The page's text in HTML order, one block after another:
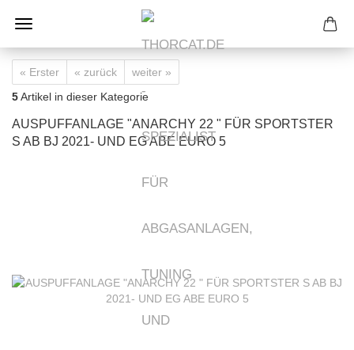
« Erster « zurück
weiter »
5Artikel in dieser Kategorie
AUSPUFFANLAGE "ANARCHY 22 " FÜR SPORTSTER
S AB BJ 2021- UND EG ABE EURO 5